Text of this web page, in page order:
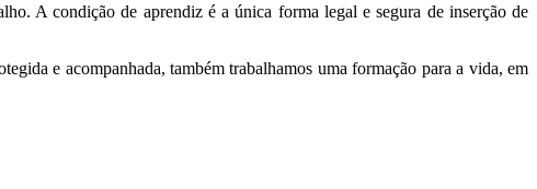
A condição de aprendiz é a única forma legal e segura de inserção de
e acompanhada, também trabalhamos uma formação para a vida, em